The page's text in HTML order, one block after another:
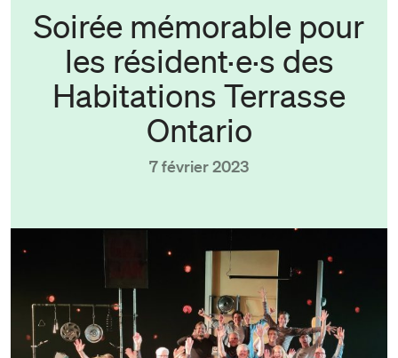
Soirée mémorable pour
les résident·e·s des
Habitations Terrasse
Ontario
7 février 2023